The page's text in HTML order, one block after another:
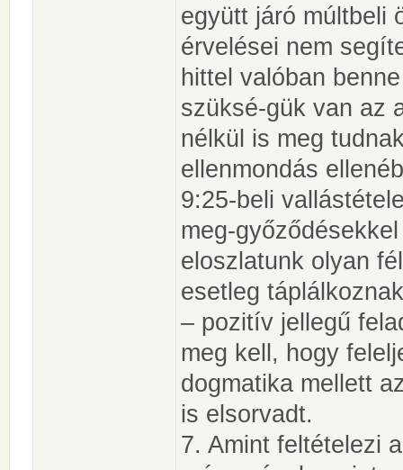
együtt járó múltbeli
érvelései nem
hittel valóban
szüksé-gük van az
nélkül is meg
ellenmondás
9:25-beli
meg-
eloszlatunk olyan
esetleg
– pozitív jellegű
meg kell, hogy
dogmatika mellett
is elsorvadt.
7. Amint feltételezi